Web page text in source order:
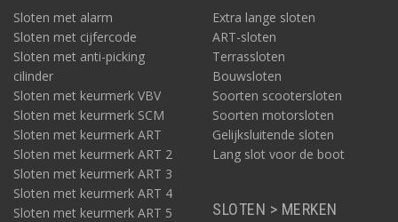
Sloten met alarm
Sloten met cijfercode
Sloten met anti-picking
cilinder
Sloten met keurmerk VBV
Sloten met keurmerk SCM
Sloten met keurmerk ART
Sloten met keurmerk ART 2
Sloten met keurmerk ART 3
Sloten met keurmerk ART 4
Sloten met keurmerk ART 5
Extra lange sloten
ART-sloten
Terrassloten
Bouwsloten
Soorten scootersloten
Soorten motorsloten
Gelijksluitende sloten
Lang slot voor de boot
SLOTEN > MERKEN